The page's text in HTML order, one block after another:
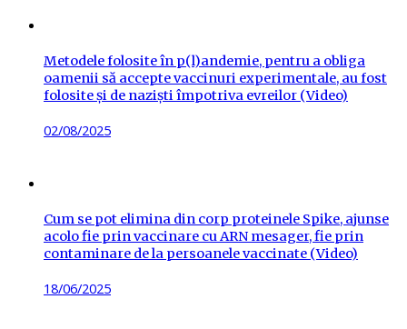
Metodele folosite în p(l)andemie, pentru a obliga
oamenii să accepte vaccinuri experimentale, au fost
folosite și de naziști împotriva evreilor (Video)
Posted
02/08/2025
Cum se pot elimina din corp proteinele Spike, ajunse
acolo fie prin vaccinare cu ARN mesager, fie prin
contaminare de la persoanele vaccinate (Video)
Posted
18/06/2025